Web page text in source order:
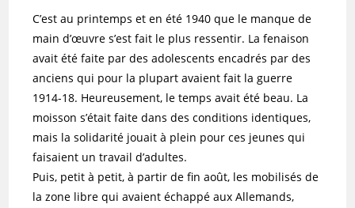
C’est au printemps et en été 1940 que le manque de
main d’œuvre s’est fait le plus ressentir. La fenaison
avait été faite par des adolescents encadrés par des
anciens qui pour la plupart avaient fait la guerre
1914-18. Heureusement, le temps avait été beau. La
moisson s’était faite dans des conditions identiques,
mais la solidarité jouait à plein pour ces jeunes qui
faisaient un travail d’adultes.
Puis, petit à petit, à partir de fin août, les mobilisés de
la zone libre qui avaient échappé aux Allemands,